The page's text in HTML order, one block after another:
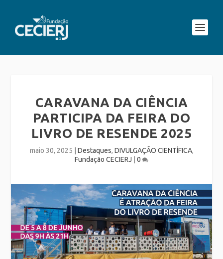
CARAVANA DA CIÊNCIA
PARTICIPA DA FEIRA DO
LIVRO DE RESENDE 2025
maio 30, 2025 Destaques, DIVULGAÇÃO CIENTÍFICA,
Fundação CECIERJ
0